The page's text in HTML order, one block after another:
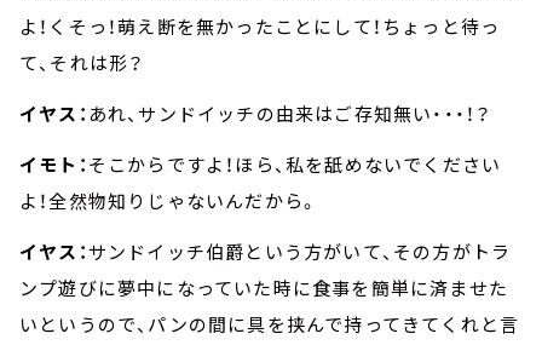
よ！くそっ！萌え断を無かったことにして！ちょっと待っ
て、それは形？
イヤス： あれ、サンドイッチの由来はご存知無い・・・！？
イモト：そこからですよ！ほら、私を舐めないでください
よ！全然物知りじゃないんだから。
イヤス：サンドイッチ伯爵という方がいて、その方がトラ
ンプ遊びに夢中になっていた時に食事を簡単に済ませた
いというので、パンの間に具を挟んで持ってきてくれと言